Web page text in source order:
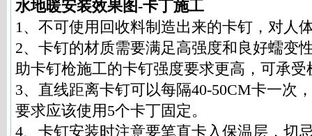
水地暖安装效果图-卡丁施工
1、不可使用回收料制造出来的卡钉，对人
2、卡钉的材质需要满足高强度和良好蠕变
助卡钉枪施工的卡钉强度要求更高，可承受
3、直线距离卡钉可以每隔40-50CM卡一次
要求应该使用5个卡丁固定。
4、卡钉安装时注意要笔直卡入保温层，切